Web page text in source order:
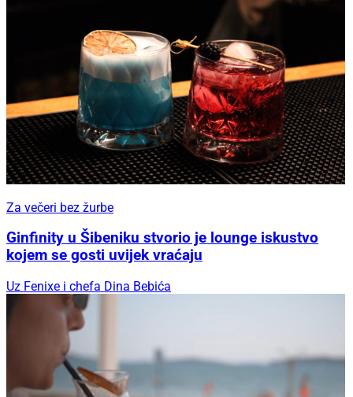
Za večeri bez žurbe
Ginfinity u Šibeniku stvorio je lounge iskustvo
kojem se gosti uvijek vraćaju
Uz Fenixe i chefa Dina Bebića